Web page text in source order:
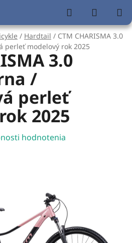
Hľadať
KOŠÍK
/ Hardtail / CTM CHARISMA 3.0
perleť modelový rok 2025
3.0
/
perleť
2025
hodnotenia